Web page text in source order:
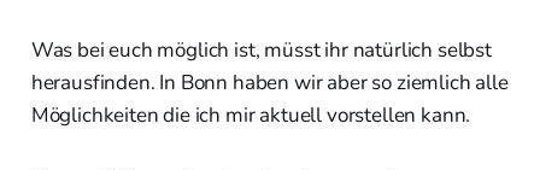
Was bei euch möglich ist, müsst ihr natürlich selbst
herausfinden. In Bonn haben wir aber so ziemlich alle
Möglichkeiten die ich mir aktuell vorstellen kann.